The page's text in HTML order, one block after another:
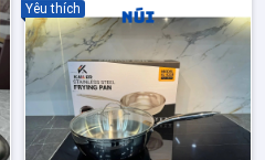
Yêu thích